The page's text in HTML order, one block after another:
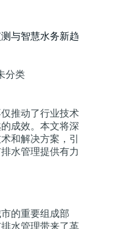
与智慧水务新趋
分类
推动了行业技术
成效。本文将深
和解决方案，引
水管理提供有力
的重要组成部
水管理带来了革